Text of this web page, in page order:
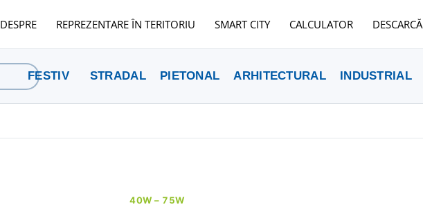
DESPRE REPREZENTARE ÎN TERITORIU SMART CITY CALCULATOR DESCARCĂ
FESTIV STRADAL PIETONAL ARHITECTURAL INDUSTRIAL
40W – 75W